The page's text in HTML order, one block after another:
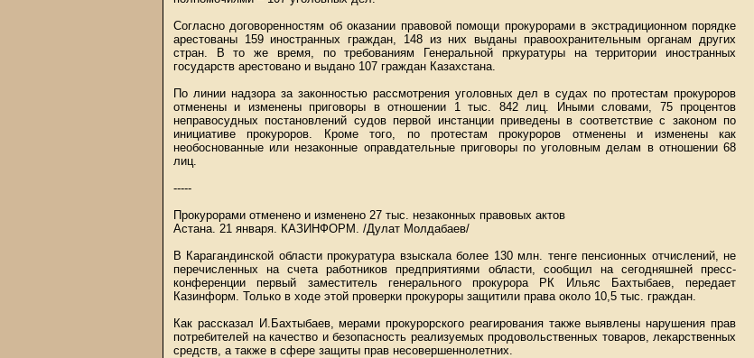
Согласно договоренностям об оказании правовой помощи прокурорами в экстрадиционном порядке
арестованы 159 иностранных граждан, 148 из них выданы правоохранительным органам других
стран. В то же время, по требованиям Генеральной пркуратуры на территории иностранных
государств арестовано и выдано 107 граждан Казахстана.
По линии надзора за законностью рассмотрения уголовных дел в судах по протестам прокуроров
отменены и изменены приговоры в отношении 1 тыс. 842 лиц. Иными словами, 75 процентов
неправосудных постановлений судов первой инстанции приведены в соответствие с законом по
инициативе прокуроров. Кроме того, по протестам прокуроров отменены и изменены как
необоснованные или незаконные оправдательные приговоры по уголовным делам в отношении 68
лиц.
-----
Прокурорами отменено и изменено 27 тыс. незаконных правовых актов
Астана. 21 января. КАЗИНФОРМ . /Дулат Молдабаев/
В Карагандинской области прокуратура взыскала более 130 млн. тенге пенсионных отчислений, не
перечисленных на счета работников предприятиями области, сообщил на сегодняшней пресс-
конференции первый заместитель генерального прокурора РК Ильяс Бахтыбаев, передает
Казинформ. Только в ходе этой проверки прокуроры защитили права около 10,5 тыс. граждан.
Как рассказал И.Бахтыбаев, мерами прокурорского реагирования также выявлены нарушения прав
потребителей на качество и безопасность реализуемых продовольственных товаров, лекарственных
средств, а также в сфере защиты прав несовершеннолетних.